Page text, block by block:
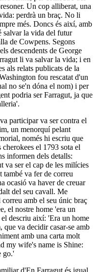
Un cop alliberat, una
perdrà un braç. No li
més. Doncs és així, amb
salvarla vida del futur
de Cowpens. Segons
descendents de George
li va salvar la vida; i en
als relats publicats de la
fou rescatat d'un
no se'n dóna el nom) i per
podria ser Farragut, ja que
participar va ser contra el
un menorquí pelant
només hi escriu que
el 1793 sota el
informen dels detalls:
va ser el cap de les milícies
també va fer de correu
ocasió va haver de creuar
del seu cavall. Me
amb el seu únic braç
el nostre home 'era un
descriu així: 'Era un home
va decidir casar-se amb
amb una carta molt
my wife's name is Shine:
go.'
d'En Farragut és igual